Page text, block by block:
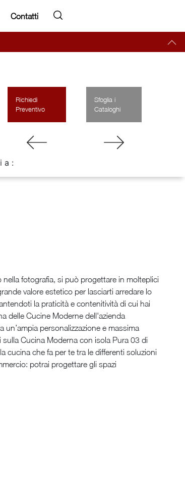
Contatti
Richiedi
Preventivo
Sfoglia i
Cataloghi
a :
nella fotografia, si può progettare in molteplici
valore estetico per lasciarti arredare lo
la praticità e contenitività di cui hai
delle Cucine Moderne dell'azienda
un’ampia personalizzazione e massima
Cucina Moderna con isola Pura 03 di
cucina che fa per te tra le differenti soluzioni
potrai progettare gli spazi